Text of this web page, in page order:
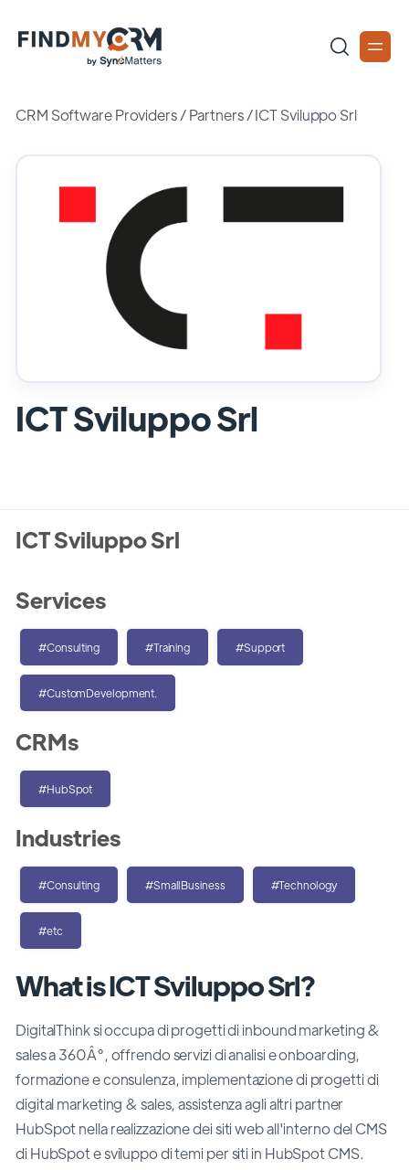
CRM Software Providers/Partners /ICT Sviluppo Srl
ICT Sviluppo Srl
What is ICT Sviluppo Srl?
DigitalThink si occupa di progetti di inbound marketing &
sales a 360Â°, offrendo servizi di analisi e onboarding,
formazione e consulenza, implementazione di progetti di
digital marketing & sales, assistenza agli altri partner
HubSpot nella realizzazione dei siti web all'interno del CMS
di HubSpot e sviluppo di temi per siti in HubSpot CMS.
ICT Sviluppo Srl
Services
#Consulting #Training #Support
#CustomDevelopment.
CRMs
#HubSpot
Industries
#Consulting #SmallBusiness #Technology
#etc